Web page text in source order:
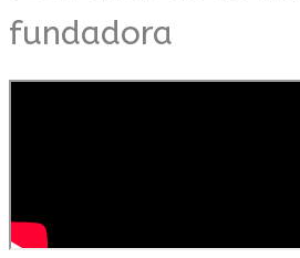
fundadora